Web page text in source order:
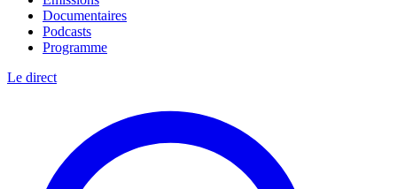
Documentaires
Podcasts
Programme
Le direct